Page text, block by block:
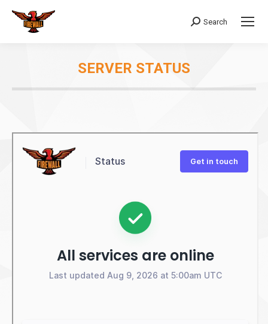
Search:
Search
SERVER STATUS